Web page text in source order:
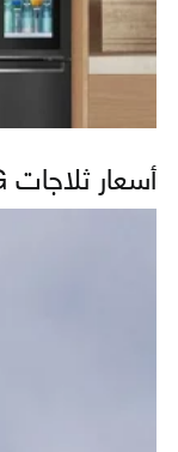
أسعار ثلاجات LG في العراق